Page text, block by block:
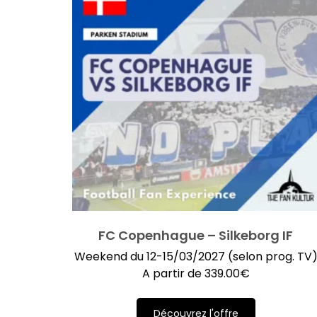
FC Copenhague – Silkeborg IF
Weekend du 12-15/03/2027 (selon prog. TV)
A partir de339.00€
Découvrez l'offre